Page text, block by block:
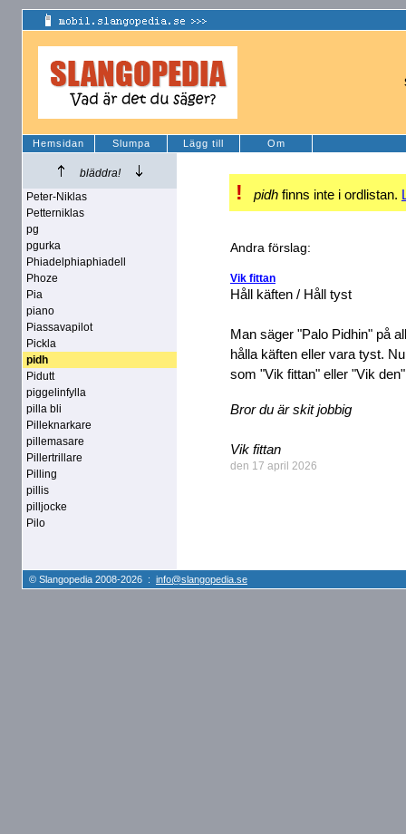
Hemsidan Slumpa Lägg till Om
bläddra!
Peter-Niklas
Petterniklas
pg
pgurka
Phiadelphiaphiadell
Phoze
Pia
piano
Piassavapilot
Pickla
pidh
Pidutt
piggelinfylla
pilla bli
Pilleknarkare
pillemasare
Pillertrillare
Pilling
pillis
pilljocke
Pilo
! pidh finns inte i ordlistan.
Andra förslag:
Vik fittan
Håll käften / Håll tyst
Man säger "Palo Pidhin" på
hålla käften eller vara tyst.
som "Vik fittan" eller "Vik den"
Bror du är skit jobbig
Vik fittan
den 17 april 2026
© Slangopedia 2008-2026 : info@slangopedia.se